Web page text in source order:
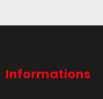
Informations